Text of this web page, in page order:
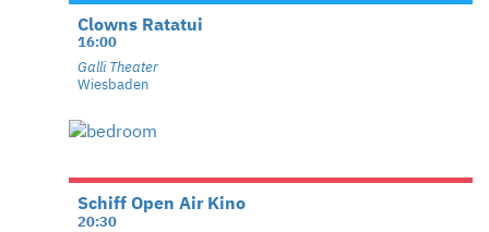
Clowns Ratatui
16:00
Galli Theater
Wiesbaden
Schiff Open Air Kino
20:30